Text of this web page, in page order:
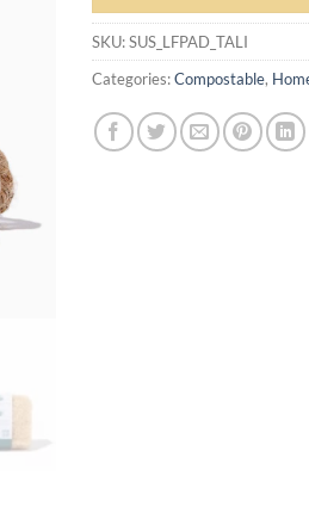
SKU:SUS_LFPAD_TALI
Categories:Compostable,